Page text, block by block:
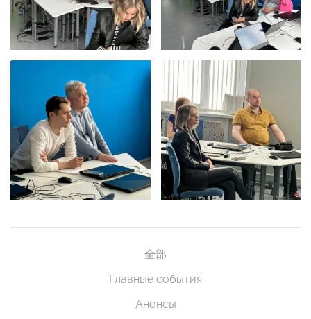
全部
Главные события
Анонсы